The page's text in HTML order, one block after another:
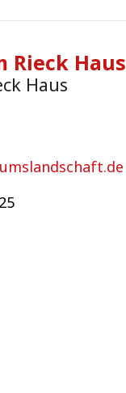
Rieck Haus
Haus